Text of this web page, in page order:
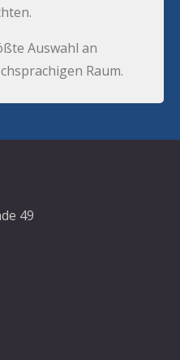
Auswahl an
Raum.
49